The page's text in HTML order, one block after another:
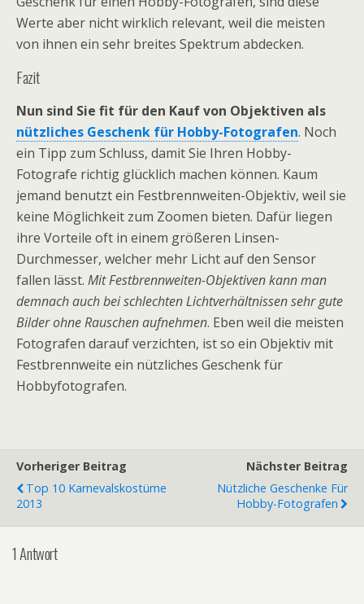
Werte aber nicht wirklich relevant, weil die meisten
von ihnen ein sehr breites Spektrum abdecken.
Fazit
Nun sind Sie fit für den Kauf von Objektiven als
nützliches Geschenk für Hobby-Fotografen. Noch
ein Tipp zum Schluss, damit Sie Ihren Hobby-
Fotografe richtig glücklich machen können. Kaum
jemand benutzt ein Festbrennweiten-Objektiv, weil sie
keine Möglichkeit zum Zoomen bieten. Dafür liegen
ihre Vorteile oft in einem größeren Linsen-
Durchmesser, welcher mehr Licht auf den Sensor
fallen lässt. Mit Festbrennweiten-Objektiven kann man
demnach auch bei schlechten Lichtverhältnissen sehr gute
Bilder ohne Rauschen aufnehmen. Eben weil die meisten
Fotografen darauf verzichten, ist so ein Objektiv mit
Festbrennweite ein nützliches Geschenk für
Hobbyfotografen.
Vorheriger Beitrag
Top 10 Karnevalskostüme
2013
Nächster Beitrag
Nützliche Geschenke Für
Hobby-Fotografen
1 Antwort